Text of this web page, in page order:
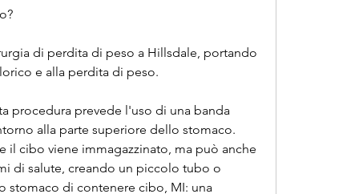
di perdita di peso a Hillsdale, portando
e alla perdita di peso.
procedura prevede l'uso di una banda
alla parte superiore dello stomaco.
il cibo viene immagazzinato, ma può anche
di salute, creando un piccolo tubo o
stomaco di contenere cibo, MI: una